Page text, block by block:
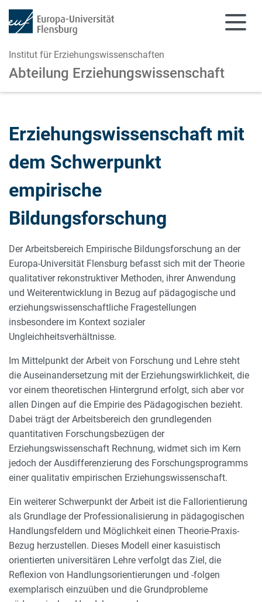
Institut für Erziehungswissenschaften
Abteilung Erziehungswissenschaft
Erziehungswissenschaft mit
dem Schwerpunkt
empirische
Bildungsforschung
Der Arbeitsbereich Empirische Bildungsforschung an der
Europa-Universität Flensburg befasst sich mit der Theorie
qualitativer rekonstruktiver Methoden, ihrer Anwendung
und Weiterentwicklung in Bezug auf pädagogische und
erziehungswissenschaftliche Fragestellungen
insbesondere im Kontext sozialer
Ungleichheitsverhältnisse.
Im Mittelpunkt der Arbeit von Forschung und Lehre steht
die Auseinandersetzung mit der Erziehungswirklichkeit, die
vor einem theoretischen Hintergrund erfolgt, sich aber vor
allen Dingen auf die Empirie des Pädagogischen bezieht.
Dabei trägt der Arbeitsbereich den grundlegenden
quantitativen Forschungsbezügen der
Erziehungswissenschaft Rechnung, widmet sich im Kern
jedoch der Ausdifferenzierung des Forschungsprogramms
einer qualitativ empirischen Erziehungswissenschaft.
Ein weiterer Schwerpunkt der Arbeit ist die Fallorientierung
als Grundlage der Professionalisierung in pädagogischen
Handlungsfeldern und Möglichkeit einen Theorie-Praxis-
Bezug herzustellen. Dieses Modell einer kasuistisch
orientierten universitären Lehre verfolgt das Ziel, die
Reflexion von Handlungsorientierungen und -folgen
exemplarisch einzuüben und die Grundprobleme